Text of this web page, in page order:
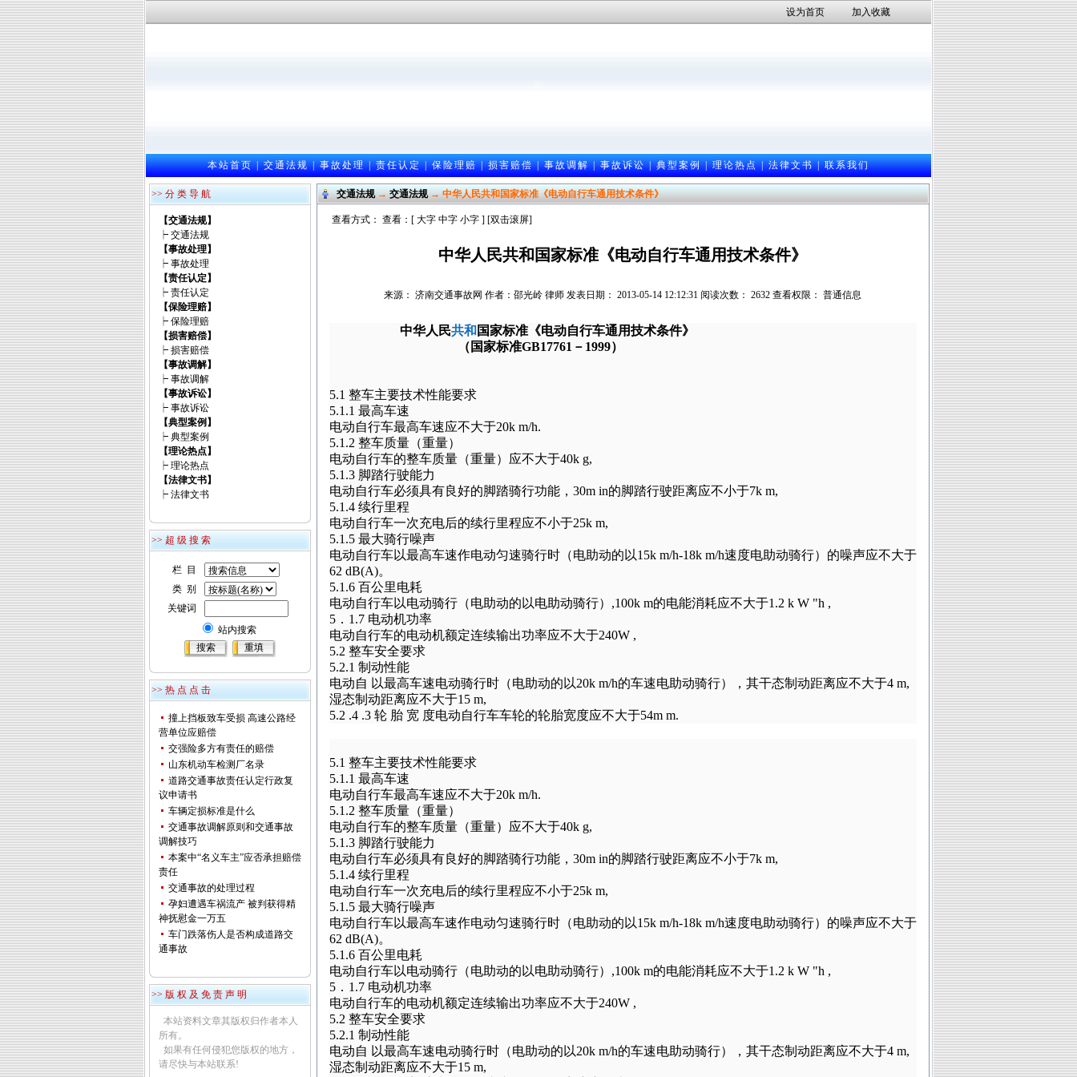
设为首页 加入收藏
本站首页|交通法规|事故处理|责任认定|保险理赔|损害赔偿|事故调解|事故诉讼|典型案例|理论热点|法律文书|联系我们
>> 分 类 导 航
【交通法规】
┝ 交通法规
【事故处理】
┝ 事故处理
【责任认定】
┝ 责任认定
【保险理赔】
┝ 保险理赔
【损害赔偿】
┝ 损害赔偿
【事故调解】
┝ 事故调解
【事故诉讼】
┝ 事故诉讼
【典型案例】
┝ 典型案例
【理论热点】
┝ 理论热点
【法律文书】
┝ 法律文书
>> 超 级 搜 索
栏 目
类 别
关键词
站内搜索
>> 热 点 点 击
撞上挡板致车受损 高速公路经
营单位应赔偿
交强险多方有责任的赔偿
山东机动车检测厂名录
道路交通事故责任认定行政复
议申请书
车辆定损标准是什么
交通事故调解原则和交通事故
调解技巧
本案中“名义车主”应否承担赔偿
责任
交通事故的处理过程
孕妇遭遇车祸流产 被判获得精
神抚慰金一万五
车门跌落伤人是否构成道路交
通事故
>> 版 权 及 免 责 声 明
本站资料文章其版权归作者本人
所有。
如果有任何侵犯您版权的地方，
请尽快与本站联系!
交通法规→交通法规→ 中华人民共和国家标准《电动自行车通用技术条件》
查看方式： 查看：[ 大字 中字 小字] [双击滚屏]
中华人民共和国家标准《电动自行车通用技术条件》
来源： 济南交通事故网 作者：邵光岭 律师 发表日期： 2013-05-14 12:12:31 阅读次数： 2632 查看权限： 普通信息
中华人民共和 国家标准《电动自行车通用技术条件》
（国家标准GB17761 － 1999）
5.1 整车主要技术性能要求
5.1.1 最高车速
电动自行车最高车速应不大于20k m/h.
5.1.2 整车质量（重量）
电动自行车的整车质量（重量）应不大于40k g,
5.1.3 脚踏行驶能力
电动自行车必须具有良好的脚踏骑行功能， 30m in的脚踏行驶距离应不小于7k m,
5.1.4 续行里程
电动自行车一次充电后的续行里程应不小于25k m,
5.1.5 最大骑行噪声
电动自行车以最高车速作电动匀速骑行时（电助动的以15k m/h-18k m/h速度电助动骑行）的噪声应不大于
62 dB(A)。
5.1.6 百公里电耗
电动自行车以电动骑行（电助动的以电助动骑行） ,100k m的电能消耗应不大于1.2 k W "h ,
5． 1.7 电动机功率
电动自行车的电动机额定连续输出功率应不大于240W ,
5.2 整车安全要求
5.2.1 制动性能
电动自 以最高车速电动骑行时（电助动的以20k m/h的车速电助动骑行），其干态制动距离应不大于4 m,
湿态制动距离应不大于15 m,
5.2 .4 .3 轮 胎 宽 度电动自行车车轮的轮胎宽度应不大于54m m.
5.1 整车主要技术性能要求
5.1.1 最高车速
电动自行车最高车速应不大于20k m/h.
5.1.2 整车质量（重量）
电动自行车的整车质量（重量）应不大于40k g,
5.1.3 脚踏行驶能力
电动自行车必须具有良好的脚踏骑行功能， 30m in的脚踏行驶距离应不小于7k m,
5.1.4 续行里程
电动自行车一次充电后的续行里程应不小于25k m,
5.1.5 最大骑行噪声
电动自行车以最高车速作电动匀速骑行时（电助动的以15k m/h-18k m/h速度电助动骑行）的噪声应不大于
62 dB(A)。
5.1.6 百公里电耗
电动自行车以电动骑行（电助动的以电助动骑行） ,100k m的电能消耗应不大于1.2 k W "h ,
5． 1.7 电动机功率
电动自行车的电动机额定连续输出功率应不大于240W ,
5.2 整车安全要求
5.2.1 制动性能
电动自 以最高车速电动骑行时（电助动的以20k m/h的车速电助动骑行），其干态制动距离应不大于4 m,
湿态制动距离应不大于15 m,